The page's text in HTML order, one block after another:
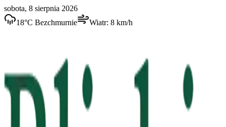
sobota, 8 sierpnia 2026
18°C Bezchmurnie Wiatr: 8 km/h